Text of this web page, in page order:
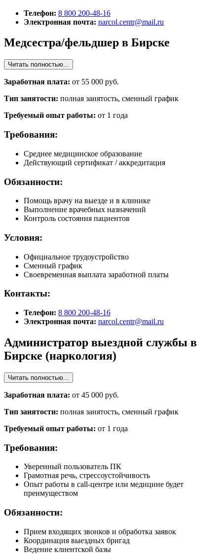
Телефон: 8 800 200-48-16
Электронная почта: narcol.centr@mail.ru
Медсестра/фельдшер в Бирске
Читать полностью...
Заработная плата: от 55 000 руб.
Тип занятости: полная занятость, сменный график
Требуемый опыт работы: от 1 года
Требования:
Среднее медицинское образование
Действующий сертификат / аккредитация
Обязанности:
Помощь врачу на выезде и в клинике
Выполнение врачебных назначений
Контроль состояния пациентов
Условия:
Официальное трудоустройство
Сменный график
Своевременная выплата заработной платы
Контакты:
Телефон: 8 800 200-48-16
Электронная почта: narcol.centr@mail.ru
Администратор выездной службы в
Бирске (наркология)
Читать полностью...
Заработная плата: от 45 000 руб.
Тип занятости: полная занятость, сменный график
Требуемый опыт работы: от 1 года
Требования:
Уверенный пользователь ПК
Грамотная речь, стрессоустойчивость
Опыт работы в call-центре или медицине будет
преимуществом
Обязанности:
Прием входящих звонков и обработка заявок
Координация выездных бригад
Ведение клиентской базы